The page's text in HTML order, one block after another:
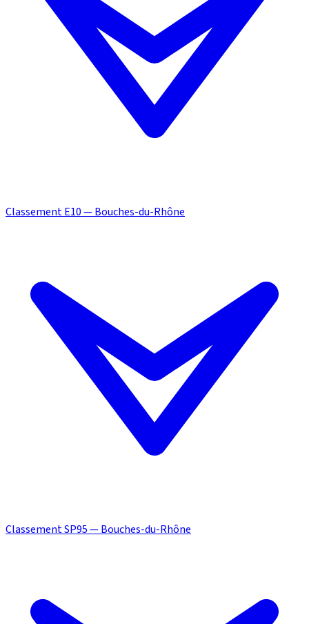
Classement E10 — Bouches-du-Rhône
Classement SP95 — Bouches-du-Rhône